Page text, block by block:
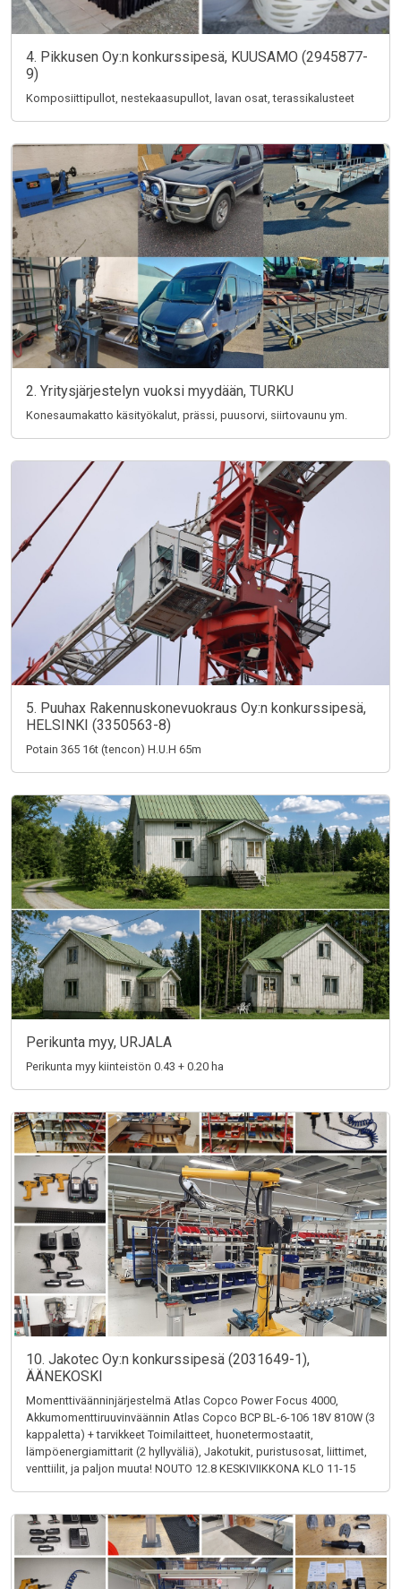
4. Pikkusen Oy:n konkurssipesä, KUUSAMO (2945877-
9)
Komposiittipullot, nestekaasupullot, lavan osat, terassikalusteet
2. Yritysjärjestelyn vuoksi myydään, TURKU
Konesaumakatto käsityökalut, prässi, puusorvi, siirtovaunu ym.
5. Puuhax Rakennuskonevuokraus Oy:n konkurssipesä,
HELSINKI (3350563-8)
Potain 365 16t (tencon) H.U.H 65m
Perikunta myy, URJALA
Perikunta myy kiinteistön 0.43 + 0.20 ha
10. Jakotec Oy:n konkurssipesä (2031649-1),
ÄÄNEKOSKI
Momenttiväänninjärjestelmä Atlas Copco Power Focus 4000,
Akkumomenttiruuvinväännin Atlas Copco BCP BL-6-106 18V 810W (3
kappaletta) + tarvikkeet Toimilaitteet, huonetermostaatit,
lämpöenergiamittarit (2 hyllyväliä), Jakotukit, puristusosat, liittimet,
venttiilit, ja paljon muuta! NOUTO 12.8 KESKIVIIKKONA KLO 11-15